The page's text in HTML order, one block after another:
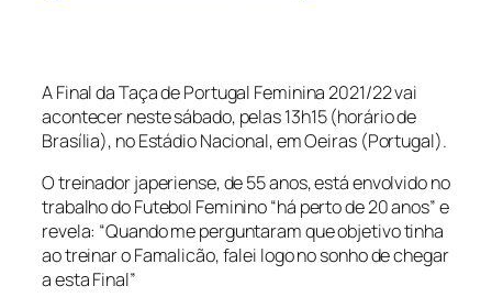
A Final da Taça de Portugal Feminina 2021/22 vai
acontecer neste sábado, pelas 13h15 (horário de
Brasília), no Estádio Nacional, em Oeiras (Portugal).
O treinador japeriense, de 55 anos, está envolvido no
trabalho do Futebol Feminino “há perto de 20 anos” e
revela: “Quando me perguntaram que objetivo tinha
ao treinar o Famalicão, falei logo no sonho de chegar
a esta Final”